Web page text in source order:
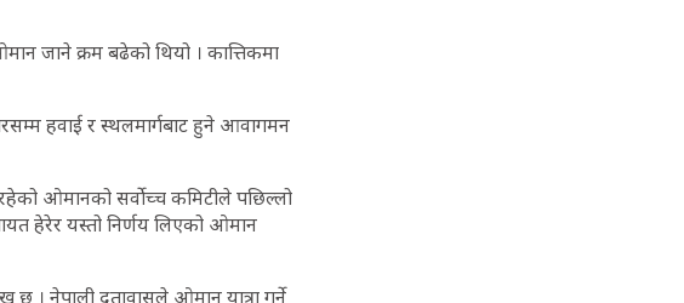
जाने क्रम बढेको थियो । कात्तिकमा
हवाई र स्थलमार्गबाट हुने आवागमन
ओमानको सर्वोच्च कमिटीले पछिल्लो
हेरेर यस्तो निर्णय लिएको ओमान
। नेपाली दूतावासले ओमान यात्रा गर्ने